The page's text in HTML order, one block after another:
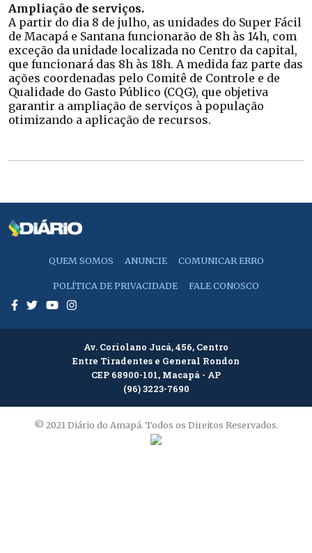
Ampliação de serviços.
A partir do dia 8 de julho, as unidades do Super Fácil
de Macapá e Santana funcionarão de 8h às 14h, com
exceção da unidade localizada no Centro da capital,
que funcionará das 8h às 18h. A medida faz parte das
ações coordenadas pelo Comitê de Controle e de
Qualidade do Gasto Público (CQG), que objetiva
garantir a ampliação de serviços à população
otimizando a aplicação de recursos.
QUEM SOMOS ANUNCIE COMUNICAR ERRO
POLÍTICA DE PRIVACIDADE FALE CONOSCO
Av. Coriolano Jucá, 456, Centro
Entre Tiradentes e General Rondon
CEP 68900-101, Macapá - AP
(96) 3223-7690
© 2021 Diário do Amapá. Todos os Direitos Reservados.